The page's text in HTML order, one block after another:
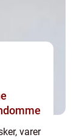
varer